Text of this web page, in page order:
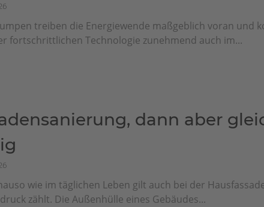
treiben die Energiewende maßgeblich voran und
fortschrittlichen Technologie zunehmend auch im...
dann aber
wie im täglichen Leben gilt auch bei der
zählt. Die Außenhülle eines Gebäudes...